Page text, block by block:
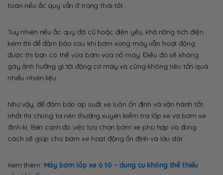
toàn nếu ắc quy vẫn ở trạng thái tốt.
Tuy nhiên nếu ắc quy đã cũ hoặc điện yếu, khả năng tích điện
kém thì để đảm bảo sau khi bơm xong máy vẫn hoạt động
được thì bạn có thể vừa bơm vừa nổ máy. Điều đó sẽ không
gây ảnh hưởng gì tới động cơ máy và cũng không tiêu tốn quá
nhiều nhiên liệu.
Như vậy, để đảm bảo áp suất xe luôn ổn định và vận hành tốt
nhất thì chúng ta nên thường xuyên kiểm tra lốp xe và bơm xe
định kì. Bên cạnh đó việc lựa chọn bơm xe phù hợp và đúng
cách sẽ giúp cho bơm xe hoạt động ổn định và lâu dài.
Xem thêm: Máy bơm lốp xe ô tô – dụng cụ không thể thiếu